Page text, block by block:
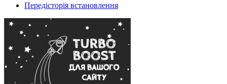
Передісторія встановлення